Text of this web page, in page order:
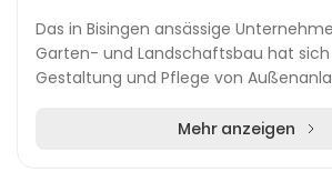
Das in Bisingen ansässige
Garten- und Landschaftsbau hat
Gestaltung und Pflege von
Mehr anzeigen